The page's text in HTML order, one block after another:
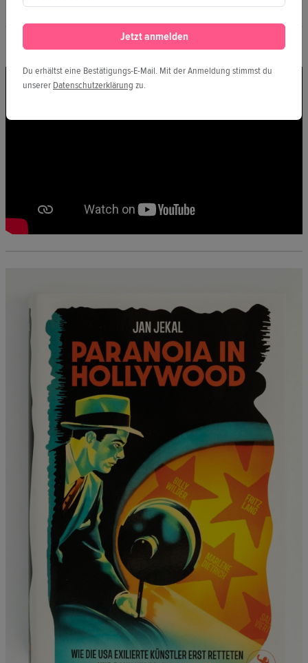
LIVE-STREAM
Jetzt anmelden
Du erhältst eine Bestätigungs-E-Mail. Mit der Anmeldung stimmst du
unserer Datenschutzerklärung zu.